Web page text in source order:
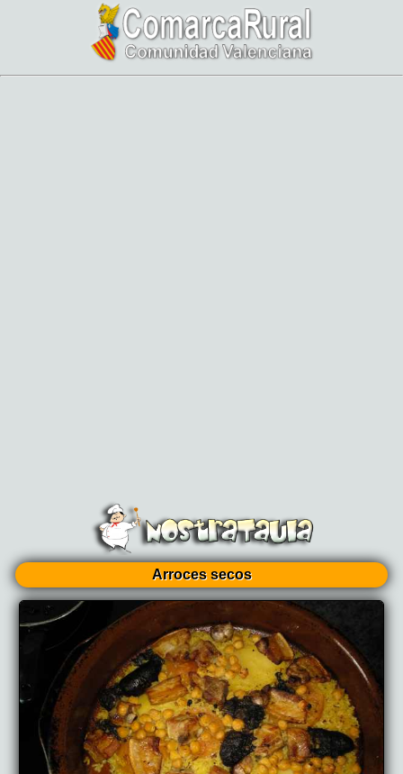
Arroces secos